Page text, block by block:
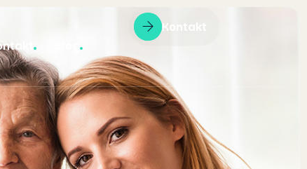
Blog
Kontakt